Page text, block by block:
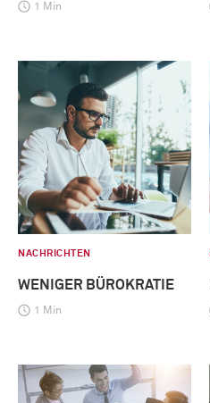
1 Min
NACHRICHTEN
WENIGER BÜROKRATIE
1 Min